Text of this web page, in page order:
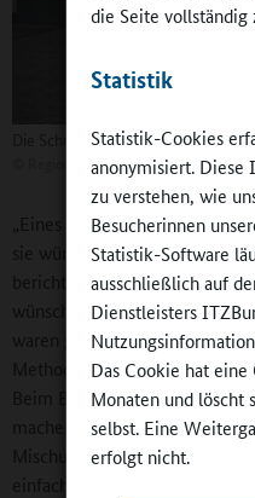
die Seite vollständig
Statistik
Statistik-Cookies
anonymisiert. Diese
zu verstehen, wie
Besucherinnen
Statistik-Software
ausschließlich auf
Dienstleisters
Das Cookie hat
Monaten und löscht
selbst. Eine
erfolgt nicht.
Die Schule "Am Burgwall" mit
Regionale Schule "Am Burgwall"
„Eines Tages standen Kinder
sie würden die Schule
berichtet die Schulleiterin.
wünschten sich ihren guten,
waren genervt und überfordert
Methodenwechseln und auch
Beim Bemühen, es besonders
machen, war das Kollegium
Mischung muss stimmen,
einfach dazu“, so die